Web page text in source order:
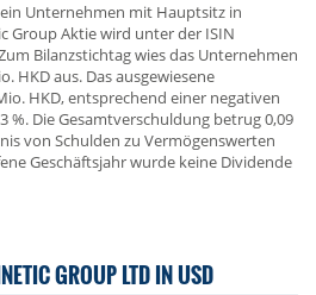
Unternehmen mit Hauptsitz in
Group Aktie wird unter der ISIN
Bilanzstichtag wies das Unternehmen
HKD aus. Das ausgewiesene
HKD, entsprechend einer negativen
%. Die Gesamtverschuldung betrug 0,09
von Schulden zu Vermögenswerten
Geschäftsjahr wurde keine Dividende
GROUP LTD IN USD